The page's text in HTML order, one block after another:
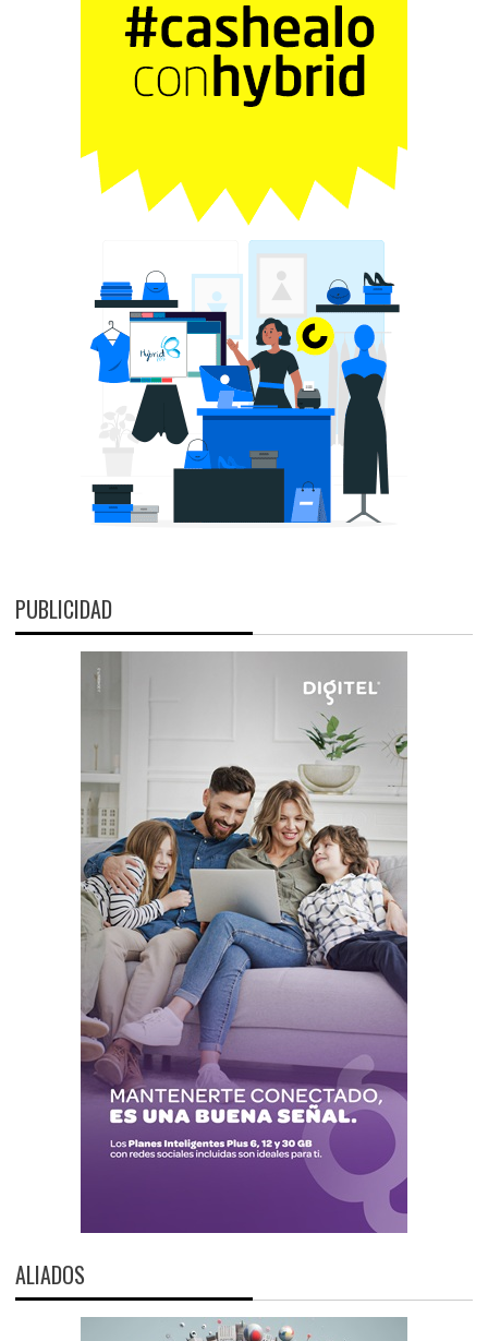
PUBLICIDAD
ALIADOS